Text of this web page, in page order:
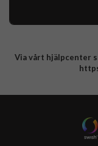
Integritetspolicy
Via vårt hjälpcenter